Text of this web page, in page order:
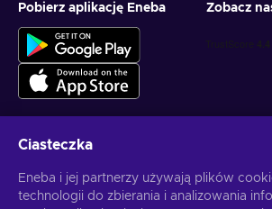
Pobierz aplikację Eneba Zobacz
Ciasteczka
Eneba i jej partnerzy używają plików
technologii do zbierania i analizowania